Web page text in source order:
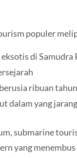
populer
di Samudra
ribuan tahun
dalam yang
submarine
yang